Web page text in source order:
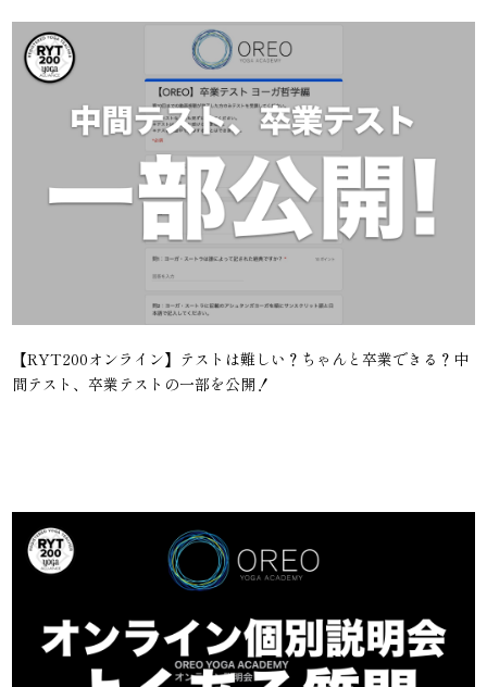
【RYT200オンライン】テストは難しい？ちゃんと卒業できる？中
間テスト、卒業テストの一部を公開！